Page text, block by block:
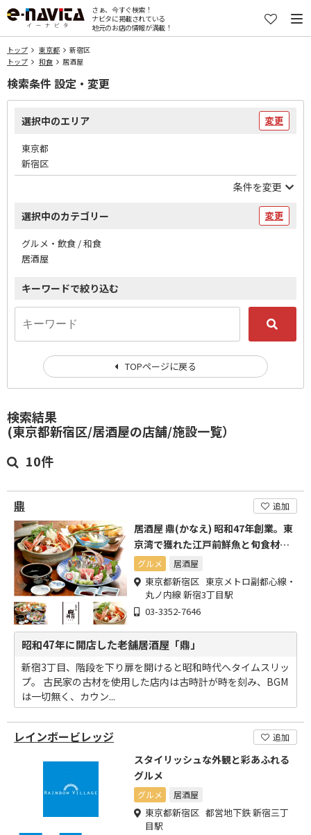
さぁ、今すぐ検索！
ナビタに掲載されている
地元のお店の情報が満載！
トップ 東京都
新宿区
トップ
和食 居酒屋
検索結果
(東京都新宿区/居酒屋の店舗/施設一覧）
10件
鼎 追加
居酒屋 鼎(かなえ) 昭和47年創業。東
京湾で獲れた江戸前鮮魚と旬食材と
種類豊富な地酒自慢。
グルメ 居酒屋
東京都新宿区 東京メトロ副都心線・
丸ノ内線 新宿3丁目駅
03-3352-7646
昭和47年に開店した老舗居酒屋「鼎」
新宿3丁目、階段を下り扉を開けると昭和時代へタイムスリッ
プ。 古民家の古材を使用した店内は古時計が時を刻み、BGM
は一切無く、カウン...
レインボービレッジ 追加
スタイリッシュな外観と彩あふれる
グルメ
グルメ 居酒屋
東京都新宿区 都営地下鉄 新宿三丁
目駅
検索条件 設定・変更
選択中のエリア 変更
東京都
新宿区
条件を変更
選択中のカテゴリー 変更
グルメ・飲食 / 和食
居酒屋
キーワードで絞り込む
TOPページに戻る